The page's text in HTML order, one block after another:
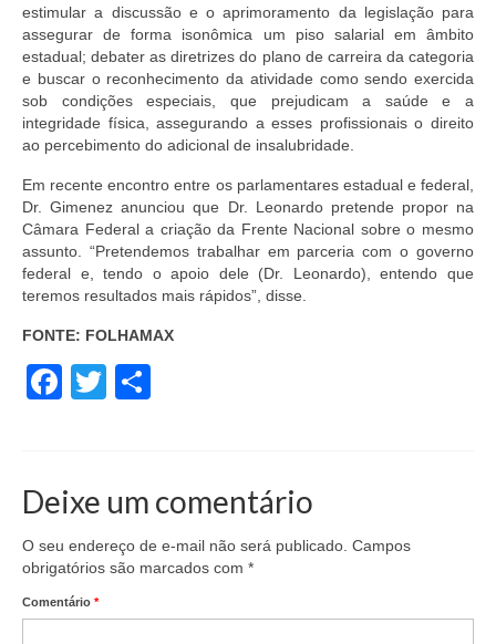
estimular a discussão e o aprimoramento da legislação para
assegurar de forma isonômica um piso salarial em âmbito
estadual; debater as diretrizes do plano de carreira da categoria
e buscar o reconhecimento da atividade como sendo exercida
sob condições especiais, que prejudicam a saúde e a
integridade física, assegurando a esses profissionais o direito
ao percebimento do adicional de insalubridade.
Em recente encontro entre os parlamentares estadual e federal,
Dr. Gimenez anunciou que Dr. Leonardo pretende propor na
Câmara Federal a criação da Frente Nacional sobre o mesmo
assunto. “Pretendemos trabalhar em parceria com o governo
federal e, tendo o apoio dele (Dr. Leonardo), entendo que
teremos resultados mais rápidos”, disse.
FONTE: FOLHAMAX
Facebook
Twitter
Deixe um comentário
O seu endereço de e-mail não será publicado. Campos
obrigatórios são marcados com *
Comentário *